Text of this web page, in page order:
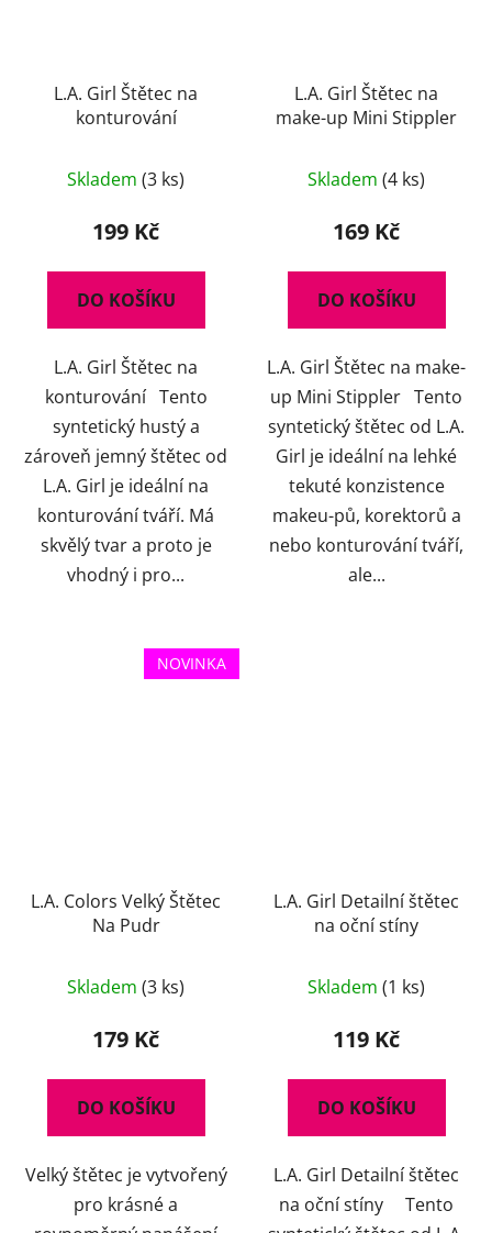
L.A. Girl Štětec na
konturování
Skladem (3 ks)
199 Kč
DO KOŠÍKU
L.A. Girl Štětec na
konturování Tento
syntetický hustý a
zároveň jemný štětec od
L.A. Girl je ideální na
konturování tváří. Má
skvělý tvar a proto je
vhodný i pro...
L.A. Girl Štětec na
make-up Mini Stippler
Skladem (4 ks)
169 Kč
DO KOŠÍKU
L.A. Girl Štětec na make-
up Mini Stippler Tento
syntetický štětec od L.A.
Girl je ideální na lehké
tekuté konzistence
makeu-pů, korektorů a
nebo konturování tváří,
ale...
NOVINKA
L.A. Colors Velký Štětec
Na Pudr
Skladem (3 ks)
179 Kč
DO KOŠÍKU
Velký štětec je vytvořený
pro krásné a
L.A. Girl Detailní štětec
na oční stíny
hodnocení
produktu
5,0
z
hvězdiček.
Skladem (1 ks)
119 Kč
DO KOŠÍKU
L.A. Girl Detailní štětec
na oční stíny Tento